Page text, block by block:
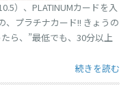
）、PLATINUMカードを入
、プラチナカード!! きょうの
ら、”最低でも、30分以上
“プラチナカ
続きを読む